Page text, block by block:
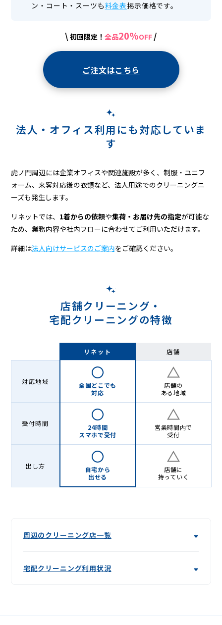
ン・コート・スーツも料金表掲示価格です。
\ 初回限定！ 全品20%OFF /
ご注文はこちら
法人・オフィス利用にも対応していま
す
虎ノ門周辺には企業オフィスや関連施設が多く、制服・ユニフ
ォーム、来客対応後の衣類など、法人用途でのクリーニングニ
ーズも発生します。
リネットでは、 1着からの依頼や集荷・お届け先の指定が可能な
ため、業務内容や社内フローに合わせてご利用いただけます。
詳細は法人向けサービスのご案内をご確認ください。
店舗クリーニング・
宅配クリーニングの特徴
リネット 店舗
対応地域
全国どこでも
対応
店舗の
ある地域
受付時間
24時間
スマホで受付
営業時間内で
受付
出し方
自宅から
出せる
店舗に
持っていく
周辺のクリーニング店一覧
宅配クリーニング利用状況